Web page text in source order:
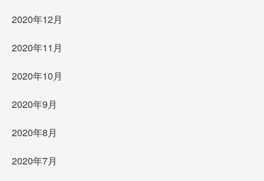
2020年12月
2020年11月
2020年10月
2020年9月
2020年8月
2020年7月